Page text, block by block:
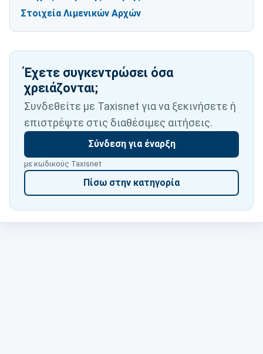
Στοιχεία Λιμενικών Αρχών
Έχετε συγκεντρώσει όσα
χρειάζονται;
Συνδεθείτε με Taxisnet για να ξεκινήσετε ή
επιστρέψτε στις διαθέσιμες αιτήσεις.
Σύνδεση για έναρξη
με κωδικούς Taxisnet
Πίσω στην κατηγορία